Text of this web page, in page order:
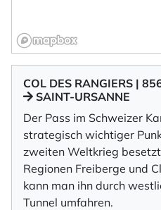
COL DES RANGIERS |
SAINT-URSANNE
Der Pass im Schweizer
strategisch wichtiger
zweiten Weltkrieg
Regionen Freiberge und
kann man ihn durch
Tunnel umfahren.